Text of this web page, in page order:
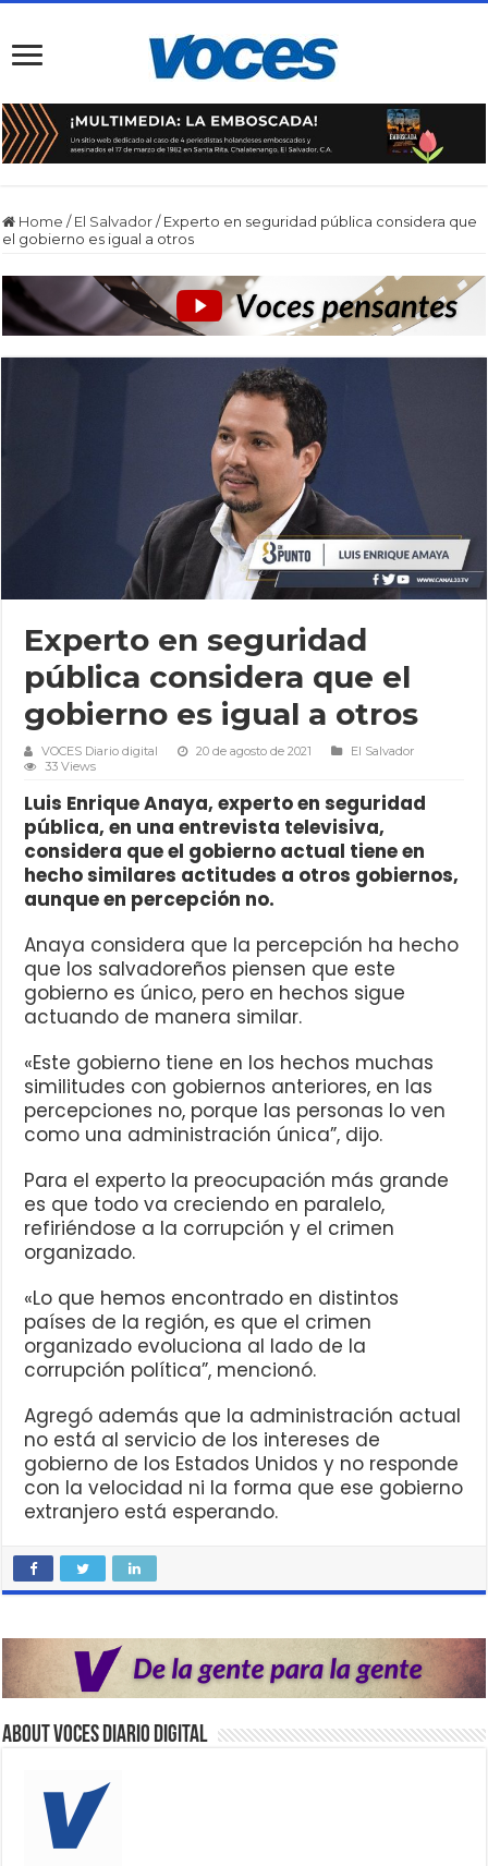
Home / El Salvador / Experto en seguridad pública considera que
el gobierno es igual a otros
Experto en seguridad
pública considera que el
gobierno es igual a otros
VOCES Diario digital 20 de agosto de 2021
El Salvador
33 Views
Luis Enrique Anaya, experto en seguridad
pública, en una entrevista televisiva,
considera que el gobierno actual tiene en
hecho similares actitudes a otros gobiernos,
aunque en percepción no.
Anaya considera que la percepción ha hecho
que los salvadoreños piensen que este
gobierno es único, pero en hechos sigue
actuando de manera similar.
«Este gobierno tiene en los hechos muchas
similitudes con gobiernos anteriores, en las
percepciones no, porque las personas lo ven
como una administración única”, dijo.
Para el experto la preocupación más grande
es que todo va creciendo en paralelo,
refiriéndose a la corrupción y el crimen
organizado.
«Lo que hemos encontrado en distintos
países de la región, es que el crimen
organizado evoluciona al lado de la
corrupción política”, mencionó.
Agregó además que la administración actual
no está al servicio de los intereses de
gobierno de los Estados Unidos y no responde
con la velocidad ni la forma que ese gobierno
extranjero está esperando.
About VOCES Diario digital